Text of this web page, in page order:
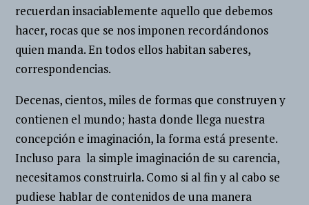
recuerdan insaciablemente aquello que debemos
hacer, rocas que se nos imponen recordándonos
quien manda. En todos ellos habitan saberes,
correspondencias.
Decenas, cientos, miles de formas que construyen y
contienen el mundo; hasta donde llega nuestra
concepción e imaginación, la forma está presente.
Incluso para la simple imaginación de su carencia,
necesitamos construirla. Como si al fin y al cabo se
pudiese hablar de contenidos de una manera